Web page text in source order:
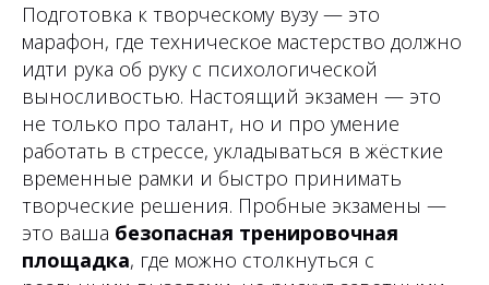
Подготовка к творческому вузу — это
марафон, где техническое мастерство должно
идти рука об руку с психологической
выносливостью. Настоящий экзамен — это
не только про талант, но и про умение
работать в стрессе, укладываться в жёсткие
временные рамки и быстро принимать
творческие решения. Пробные экзамены —
это ваша безопасная тренировочная
площадка, где можно столкнуться с